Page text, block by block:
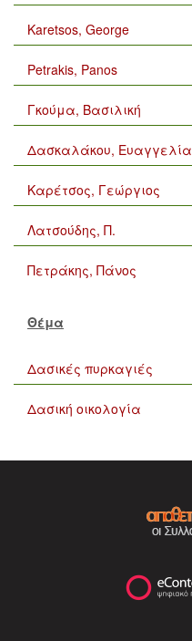
Karetsos, George
Petrakis, Panos
Γκούμα, Βασιλική
Δασκαλάκου, Ευαγγελία
Καρέτσος, Γεώργιος
Λατσούδης, Π.
Πετράκης, Πάνος
Θέμα
Δασικές πυρκαγιές
Δασική οικολογία